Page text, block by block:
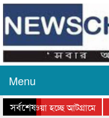
Menu
সর্বশেষ
যাওয়া হচ্ছে আটগ্রামে